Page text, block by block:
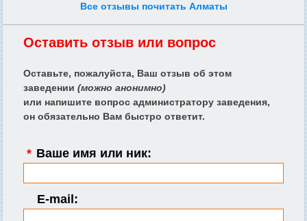
Все отзывы почитать Алматы
Оставить отзыв или вопрос
Оставьте, пожалуйста, Ваш отзыв об этом
заведении (можно анонимно)
или напишите вопрос администратору заведения,
он обязательно Вам быстро ответит.
* Ваше имя или ник:
E-mail: